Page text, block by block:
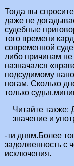
Тогда вы
даже не
судебные
того времени
современной
либо причинам не
назначался
подсудимому
ногам. Сколько
только
Читайте также:
значение и
-ти дням.Более
задолженность с
исключения.